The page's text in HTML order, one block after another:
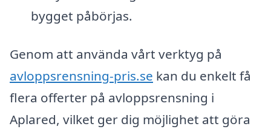
bygget påbörjas.
Genom att använda vårt verktyg på
avloppsrensning-pris.se kan du enkelt få
flera offerter på avloppsrensning i
Aplared, vilket ger dig möjlighet att göra